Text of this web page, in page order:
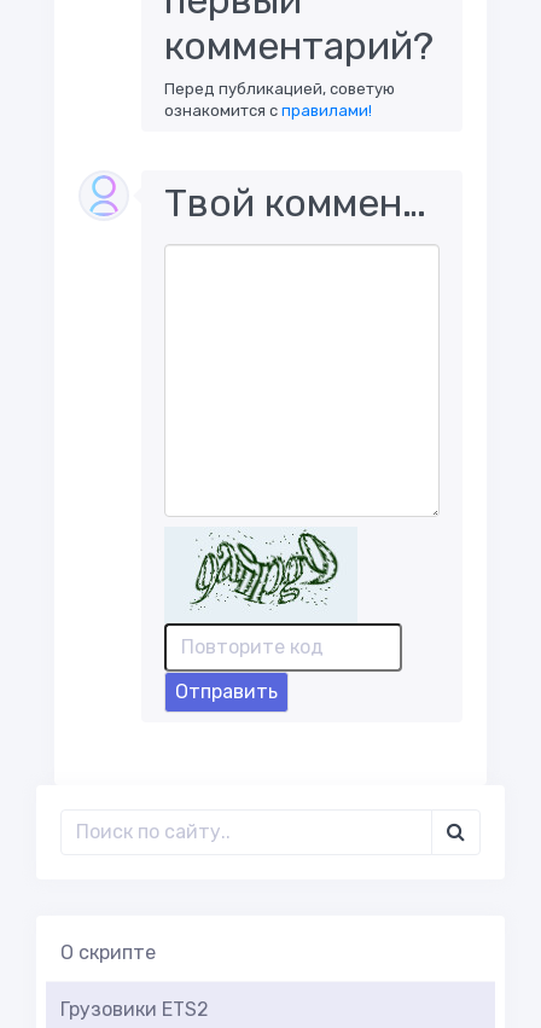
комментарий?
Перед публикацией, советую
ознакомится справилами!
Твой комментарий..
Отправить
О скрипте
Грузовики ETS2